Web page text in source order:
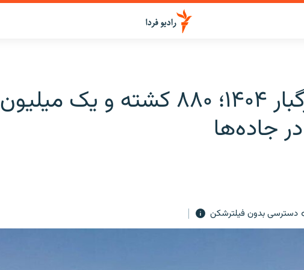
نوروز مرگبار ۱۴۰۴؛ ۸۸۰ کشته و یک میلیون
جاده‌ها
دسترسی بدون فیلترشکن